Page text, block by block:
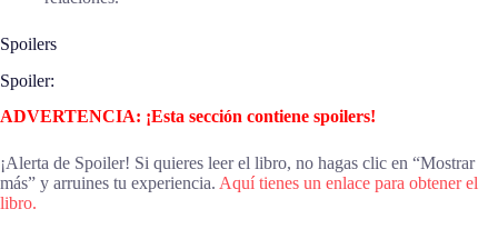
Spoilers
Spoiler:
ADVERTENCIA: ¡Esta sección contiene spoilers!
¡Alerta de Spoiler! Si quieres leer el libro, no hagas clic en “Mostrar
más” y arruines tu experiencia. Aquí tienes un enlace para obtener el
libro.